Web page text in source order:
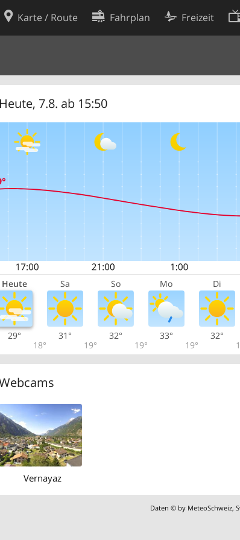
Karte / Route Fahrplan Freizeit
Heute, 7.8. ab 15:50
Heute Sa So Mo Di
29°
18°
31°
19°
32°
19°
33°
19°
32°
Vernayaz
Daten © by MeteoSchweiz,
Cookie-Einstellungen